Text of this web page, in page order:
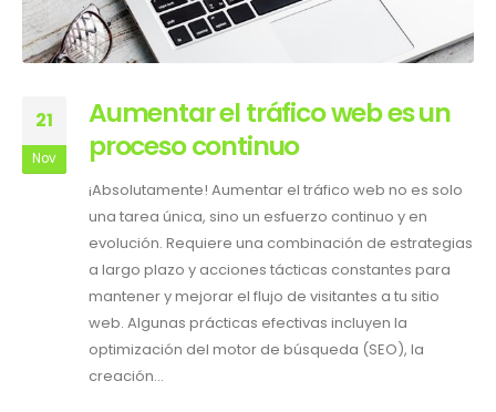
21
Nov
Aumentar el tráfico web es un
proceso continuo
¡Absolutamente! Aumentar el tráfico web no es solo
una tarea única, sino un esfuerzo continuo y en
evolución. Requiere una combinación de estrategias
a largo plazo y acciones tácticas constantes para
mantener y mejorar el flujo de visitantes a tu sitio
web. Algunas prácticas efectivas incluyen la
optimización del motor de búsqueda (SEO), la
creación...